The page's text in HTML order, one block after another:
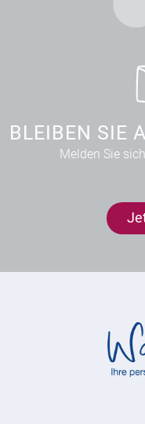
BLEIBEN SIE
Melden Sie